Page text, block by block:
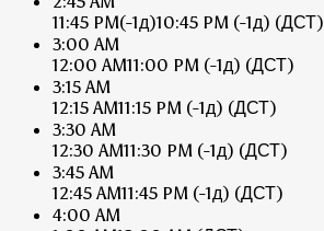
11:45 PM(-1д)10:45 PM (-1д) (ДСТ)
3:00 AM
12:00 AM11:00 PM (-1д) (ДСТ)
3:15 AM
12:15 AM11:15 PM (-1д) (ДСТ)
3:30 AM
12:30 AM11:30 PM (-1д) (ДСТ)
3:45 AM
12:45 AM11:45 PM (-1д) (ДСТ)
4:00 AM